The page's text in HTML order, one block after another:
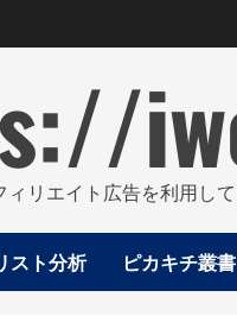
リエイト広告を利用して
スト分析 ピカキチ叢